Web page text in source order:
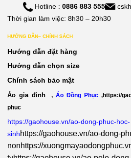
Hotline : 0886 883 555
Thời gian làm việc: 8h30 – 20h30
HƯỚNG DẪN– CHÍNH SÁCH
Hướng dẫn đặt hàng
Hướng dẫn chọn size
Chính sách bảo mật
Áo gia đình , Áo Đồng Phục ,https://
phuc
https://gaohouse.vn/ao-dong-phuc-hoc-
sinhhttps://gaohouse.vn/ao-dong-
nonhttps://